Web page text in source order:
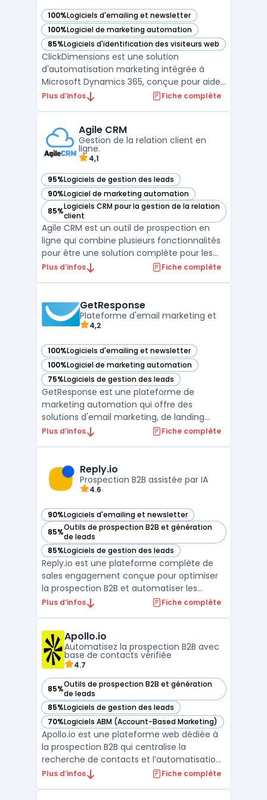
100%Logiciels d'emailing et newsletter
— voir ClickDimensions dans cette catégorie
100%Logiciel de marketing automation
— voir ClickDimensions dans cette catégorie
85%Logiciels d'identification des visiteurs web
— voir ClickDimensions dans cette catégorie
ClickDimensions est une solution
d'automatisation marketing intégrée à
Microsoft Dynamics 365, conçue pour aider
les entreprises à gérer et optimiser leurs
Dynamics 365, ClickDimensions permet
d'automatiser l'ensemble des pr ...
Plus d’infos Fiche complète
Agile CRM
Gestion de la relation client en
ligne.
4,1
95%Logiciels de gestion des leads
— voir Agile CRM dans cette catégorie
90%Logiciel de marketing automation
— voir Agile CRM dans cette catégorie
85%Logiciels CRM pour la gestion de la relation
client
— voir Agile CRM dans cette catégorie
Agile CRM est un outil de prospection en
ligne qui combine plusieurs fonctionnalités
pour être une solution complète pour les
entreprises. Il permet de mettre en place
clients. Agile CRM offre des fonctionnalités
tel ...
Plus d’infos Fiche complète
GetResponse
Plateforme d'email marketing et
4,2
100%Logiciels d'emailing et newsletter
— voir GetResponse dans cette catégorie
100%Logiciel de marketing automation
— voir GetResponse dans cette catégorie
75%Logiciels de gestion des leads
— voir GetResponse dans cette catégorie
GetResponse est une plateforme de
marketing automation qui offre des
solutions d'email marketing, de landing
pages, de création de formulaires, de
permet aux entreprises de gérer
efficacement leurs campagnes de
marketing numé ...
Plus d’infos Fiche complète
Reply.io
Prospection B2B assistée par IA
4.6
90%Logiciels d'emailing et newsletter
— voir Reply.io dans cette catégorie
85%Outils de prospection B2B et génération
de leads
— voir Reply.io dans cette catégorie
85%Logiciels de gestion des leads
— voir Reply.io dans cette catégorie
Reply.io est une plateforme complète de
sales engagement conçue pour optimiser
la prospection B2B et automatiser les
interactions commerciales. S'appuyant sur
qualifiés, de convertir le trafic web en
rendez-vous ...
Plus d’infos Fiche complète
Apollo.io
Automatisez la prospection B2B avec
base de contacts vérifiée
4.7
85%Outils de prospection B2B et génération
de leads
— voir Apollo.io dans cette catégorie
85%Logiciels de gestion des leads
— voir Apollo.io dans cette catégorie
70%Logiciels ABM (Account-Based Marketing)
— voir Apollo.io dans cette catégorie
Apollo.io est une plateforme web dédiée à
la prospection B2B qui centralise la
recherche de contacts et l’automatisation
des campagnes d’outreach. L’outil cible
Plus d’infos Fiche complète